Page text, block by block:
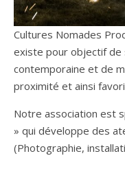
Cultures Nomades
existe pour objectif de
contemporaine et de
proximité et ainsi
Notre association est
» qui développe des
(Photographie,